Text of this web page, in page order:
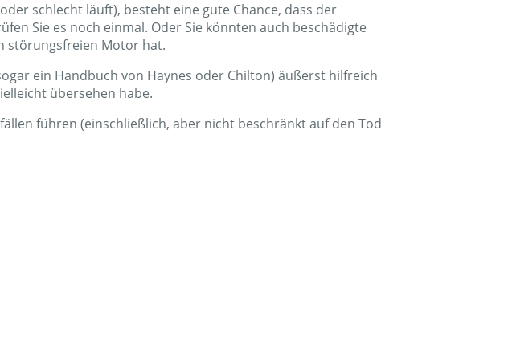
schlecht läuft), besteht eine gute Chance, dass der
Sie es noch einmal. Oder Sie könnten auch beschädigte
störungsfreien Motor hat.
ein Handbuch von Haynes oder Chilton) äußerst hilfreich
übersehen habe.
führen (einschließlich, aber nicht beschränkt auf den Tod